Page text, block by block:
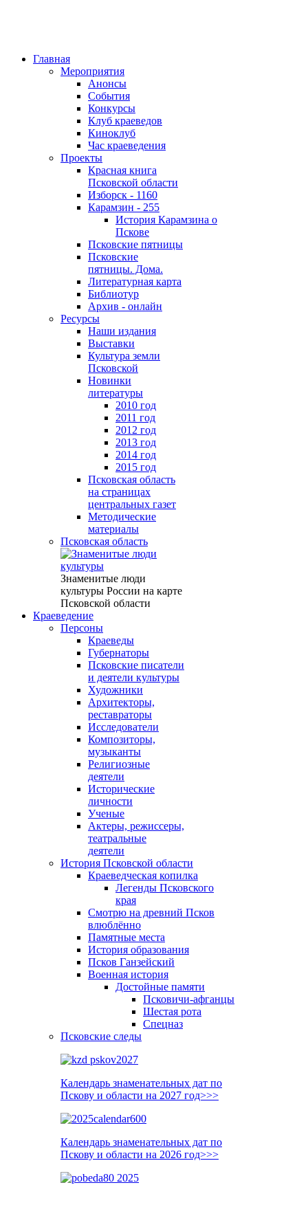
Главная
Мероприятия
Анонсы
События
Конкурсы
Клуб краеведов
Киноклуб
Час краеведения
Проекты
Красная книга
Псковской области
Изборск - 1160
Карамзин - 255
История Карамзина о
Пскове
Псковские пятницы
Псковские
пятницы. Дома.
Литературная карта
Библиотур
Архив - онлайн
Ресурсы
Наши издания
Выставки
Культура земли
Псковской
Новинки
литературы
2010 год
2011 год
2012 год
2013 год
2014 год
2015 год
Псковская область
на страницах
центральных газет
Методические
материалы
Псковская область
Знаменитые люди
культуры России на карте
Псковской области
Краеведение
Персоны
Краеведы
Губернаторы
Псковские писатели
и деятели культуры
Художники
Архитекторы,
реставраторы
Исследователи
Композиторы,
музыканты
Религиозные
деятели
Исторические
личности
Ученые
Актеры, режиссеры,
театральные
деятели
История Псковской области
Краеведческая копилка
Легенды Псковского
края
Смотрю на древний Псков
влюблённо
Памятные места
История образования
Псков Ганзейский
Военная история
Достойные памяти
Псковичи-афганцы
Шестая рота
Спецназ
Псковские следы
Календарь знаменательных дат по
Пскову и области на 2027 год>>>
Календарь знаменательных дат по
Пскову и области на 2026 год>>>